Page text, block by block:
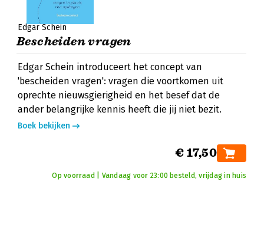
Edgar Schein
Bescheiden vragen
Edgar Schein introduceert het concept van
'bescheiden vragen': vragen die voortkomen uit
oprechte nieuwsgierigheid en het besef dat de
ander belangrijke kennis heeft die jij niet bezit.
Boek bekijken
€ 17,50
Op voorraad | Vandaag voor 23:00 besteld, vrijdag in huis